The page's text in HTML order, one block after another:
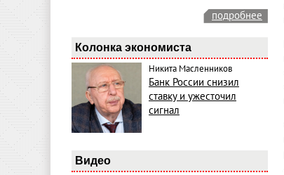
подробнее
Колонка экономиста
Никита Масленников
Банк России снизил
ставку и ужесточил
сигнал
Видео